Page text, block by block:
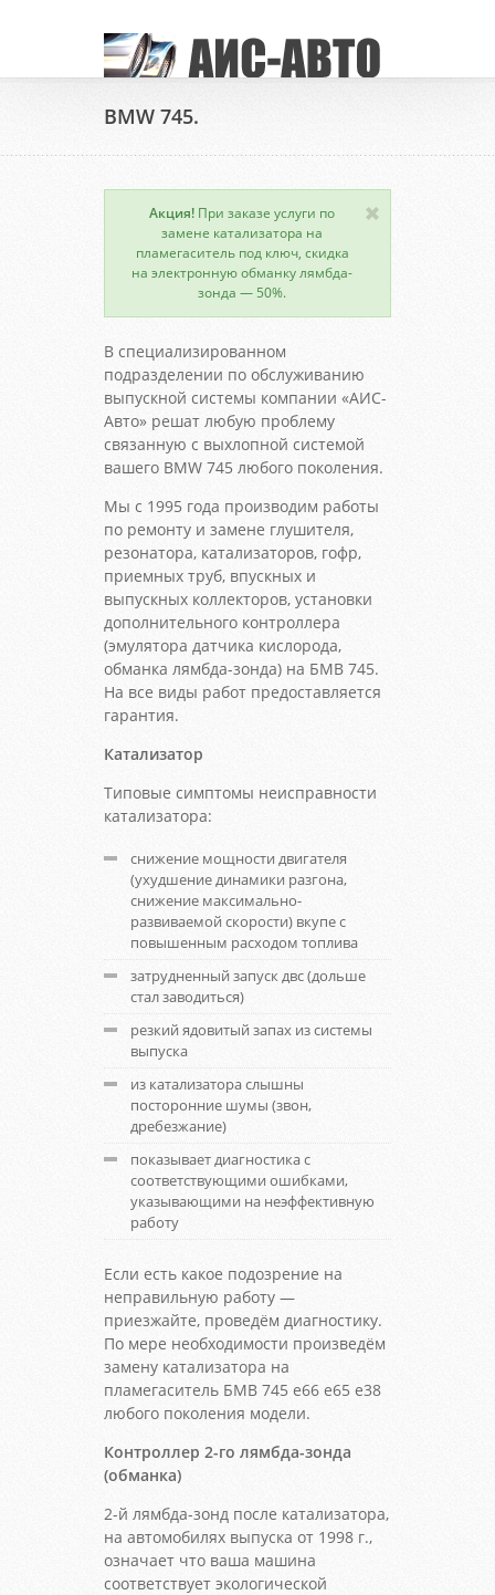
BMW 745.
Акция! При заказе услуги по
замене катализатора на
пламегаситель под ключ, скидка
на электронную обманку лямбда-
зонда — 50%.
В специализированном
подразделении по обслуживанию
выпускной системы компании «АИС-
Авто» решат любую проблему
связанную с выхлопной системой
вашего BMW 745 любого поколения.
Мы с 1995 года производим работы
по ремонту и замене глушителя,
резонатора, катализаторов, гофр,
приемных труб, впускных и
выпускных коллекторов, установки
дополнительного контроллера
(эмулятора датчика кислорода,
обманка лямбда-зонда) на БМВ 745.
На все виды работ предоставляется
гарантия.
Катализатор
Типовые симптомы неисправности
катализатора:
снижение мощности двигателя
(ухудшение динамики разгона,
снижение максимально-
развиваемой скорости) вкупе с
повышенным расходом топлива
затрудненный запуск двс (дольше
стал заводиться)
резкий ядовитый запах из системы
выпуска
из катализатора слышны
посторонние шумы (звон,
дребезжание)
показывает диагностика с
соответствующими ошибками,
указывающими на неэффективную
работу
Если есть какое подозрение на
неправильную работу —
приезжайте, проведём диагностику.
По мере необходимости произведём
замену катализатора на
пламегаситель БМВ 745 е66 е65 е38
любого поколения модели.
Контроллер 2-го лямбда-зонда
(обманка)
2-й лямбда-зонд после катализатора,
на автомобилях выпуска от 1998 г.,
означает что ваша машина
соответствует экологической